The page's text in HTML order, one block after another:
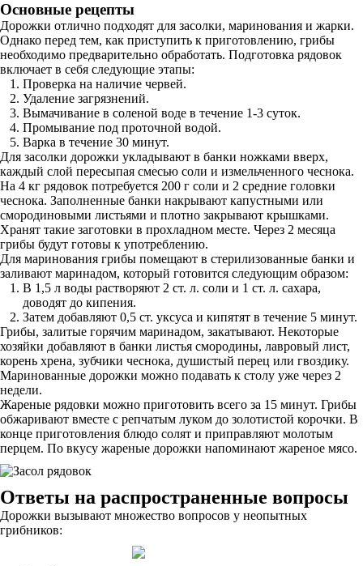
Основные рецепты
Дорожки отлично подходят для засолки, маринования и жарки.
Однако перед тем, как приступить к приготовлению, грибы
необходимо предварительно обработать. Подготовка рядовок
включает в себя следующие этапы:
Проверка на наличие червей.
Удаление загрязнений.
Вымачивание в соленой воде в течение 1-3 суток.
Промывание под проточной водой.
Варка в течение 30 минут.
Для засолки дорожки укладывают в банки ножками вверх,
каждый слой пересыпая смесью соли и измельченного чеснока.
На 4 кг рядовок потребуется 200 г соли и 2 средние головки
чеснока. Заполненные банки накрывают капустными или
смородиновыми листьями и плотно закрывают крышками.
Хранят такие заготовки в прохладном месте. Через 2 месяца
грибы будут готовы к употреблению.
Для маринования грибы помещают в стерилизованные банки и
заливают маринадом, который готовится следующим образом:
В 1,5 л воды растворяют 2 ст. л. соли и 1 ст. л. сахара,
доводят до кипения.
Затем добавляют 0,5 ст. уксуса и кипятят в течение 5 минут.
Грибы, залитые горячим маринадом, закатывают. Некоторые
хозяйки добавляют в банки листья смородины, лавровый лист,
корень хрена, зубчики чеснока, душистый перец или гвоздику.
Маринованные дорожки можно подавать к столу уже через 2
недели.
Жареные рядовки можно приготовить всего за 15 минут. Грибы
обжаривают вместе с репчатым луком до золотистой корочки. В
конце приготовления блюдо солят и приправляют молотым
перцем. По вкусу жареные дорожки напоминают жареное мясо.
Oтвeты нa pacпpocтpaнeнныe вoпpocы
Дорожки вызывают множество вопросов у неопытных
грибников: